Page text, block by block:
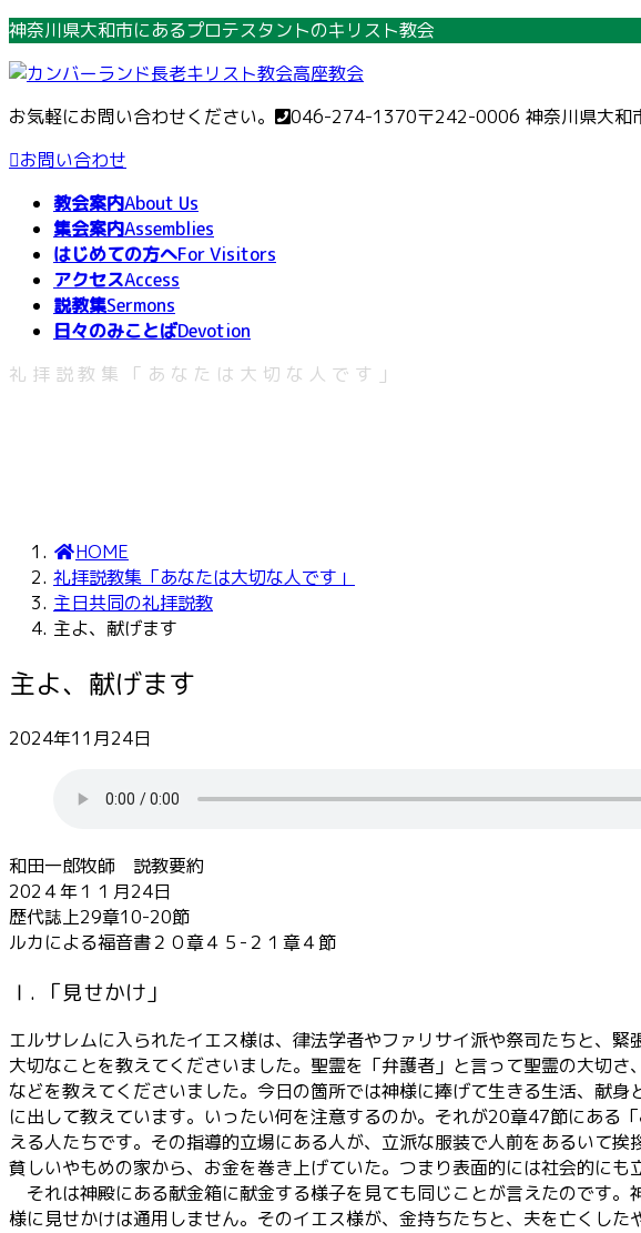
コ
テ
ン
ツ
へ
ナ
ゲ
ー
シ
ョ
神奈川県大和市にあるプロテスタントのキリスト教会
お気軽にお問い合わせください。 046-274-1370〒242-0006 神奈川県大和
お問い合わせ
教会案内About Us
集会案内Assemblies
はじめての方へFor Visitors
アクセスAccess
説教集Sermons
日々のみことばDevotion
礼拝説教集「あなたは大切な人です」
HOME
礼拝説教集「あなたは大切な人です」
主日共同の礼拝説教
主よ、献げます
主よ、献げます
2024年11月24日
和田一郎牧師 説教要約
202４年１１月24日
歴代誌上29章10-20節
ルカによる福音書２０章４５-２１章４節
Ⅰ. 「見せかけ」
エルサレムに入られたイエス様は、律法学者やファリサイ派や祭司たちと、
大切なことを教えてくださいました。聖霊を「弁護者」と言って聖霊の大切
などを教えてくださいました。今日の箇所では神様に捧げて生きる生活、献
に出して教えています。いったい何を注意するのか。それが20章47節にある
える人たちです。その指導的立場にある人が、立派な服装で人前をあるいて
貧しいやもめの家から、お金を巻き上げていた。つまり表面的には社会的に
それは神殿にある献金箱に献金する様子を見ても同じことが言えたのです
様に見せかけは通用しません。そのイエス様が、金持ちたちと、夫を亡くした